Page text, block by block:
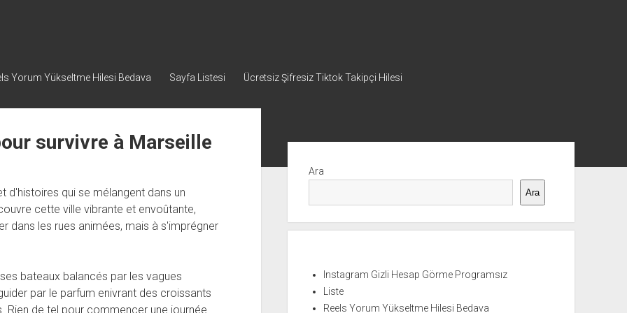
Yorum Yükseltme Hilesi Bedava Sayfa Listesi Ücretsiz Şifresiz Tiktok Takipçi Hilesi
survivre à Marseille
d'histoires qui se mélangent dans un
cette ville vibrante et envoûtante,
dans les rues animées, mais à s'imprégner
bateaux balancés par les vagues
par le parfum enivrant des croissants
Rien de tel pour commencer une journée
Menü
Ara
Ara
Instagram Gizli Hesap Görme Programsız
Liste
Reels Yorum Yükseltme Hilesi Bedava